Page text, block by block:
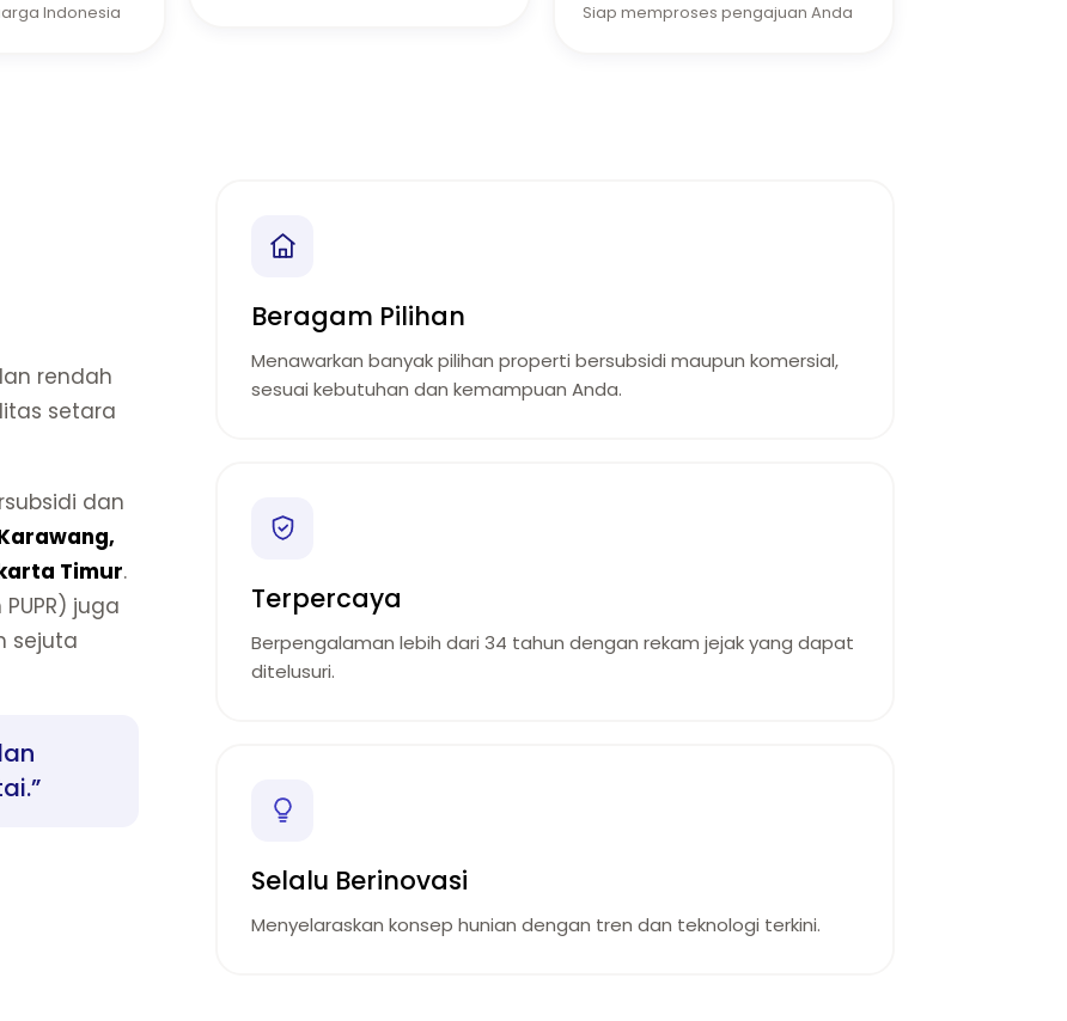
Indonesia Siap memproses pengajuan Anda
rendah
setara
dan
Timur.
juga
sejuta
Beragam Pilihan
Menawarkan banyak pilihan properti bersubsidi maupun komersial,
sesuai kebutuhan dan kemampuan Anda.
Terpercaya
Berpengalaman lebih dari 34 tahun dengan rekam jejak yang dapat
ditelusuri.
Selalu Berinovasi
Menyelaraskan konsep hunian dengan tren dan teknologi terkini.